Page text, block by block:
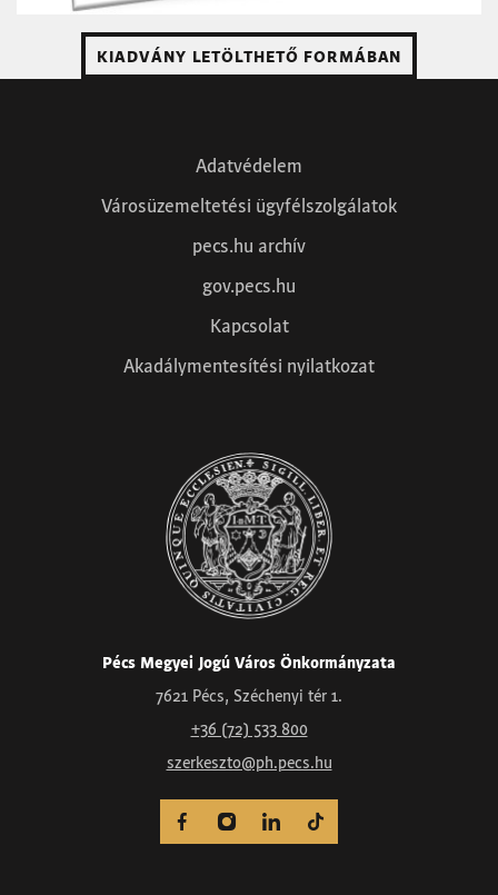
KIADVÁNY LETÖLTHETŐ FORMÁBAN
Adatvédelem
Városüzemeltetési ügyfélszolgálatok
pecs.hu archív
gov.pecs.hu
Kapcsolat
Akadálymentesítési nyilatkozat
Pécs Megyei Jogú Város Önkormányzata
7621 Pécs, Széchenyi tér 1.
+36 (72) 533 800
szerkeszto@ph.pecs.hu